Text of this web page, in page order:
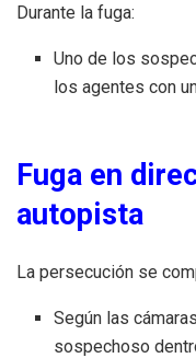
Durante la fuga:
Uno de los
los agentes con
Fuga en
autopista
La persecución se
Según las
sospechoso